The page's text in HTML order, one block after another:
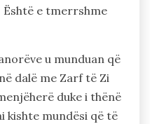
Është e tmerrshme
u munduan që
dalë me Zarf të Zi
duke i thënë
kishte mundësi që të